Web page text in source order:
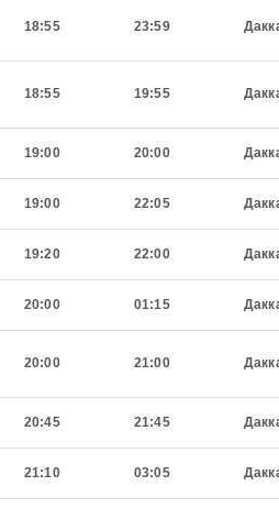
18:55 23:59
18:55 19:55
19:00 20:00
19:00 22:05
19:20 22:00
20:00 01:15
20:00 21:00
20:45 21:45
21:10 03:05